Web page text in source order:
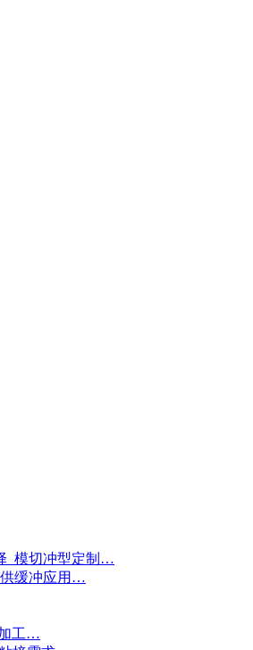
_模切冲型定制…
供缓冲应用…
工…